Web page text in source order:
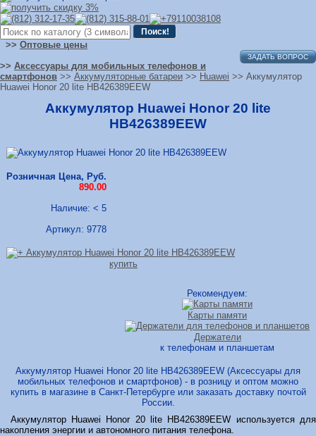
>> Оптовые цены
ЗАДАТЬ ВОПРОС
>> Аксессуары для мобильных телефонов и
смартфонов >> Аккумуляторные батареи >> Huawei >> Аккумулятор
Huawei Honor 20 lite HB426389EEW
Аккумулятор Huawei Honor 20 lite
HB426389EEW
Розничная Цена, Руб.
890.00
Наличие: < 5
Артикул: 9778
купить
Рекомендуем:
Карты памяти
Держатели
к телефонам и планшетам
Аккумулятор Huawei Honor 20 lite HB426389EEW (Аксессуары для
мобильных телефонов и смартфонов) - в розницу и оптом можно
купить в магазине в Санкт-Петербурге или заказать доставку почтой
России.
Аккумулятор Huawei Honor 20 lite HB426389EEW используется для
накопления энергии и автономного питания телефона.